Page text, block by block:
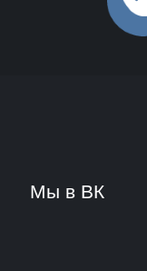
Мы в ВК